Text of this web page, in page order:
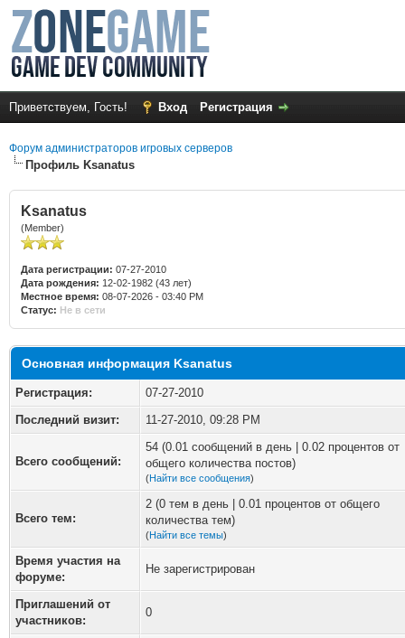
Приветствуем, Гость! Вход Регистрация
Форум администраторов игровых серверов
Профиль Ksanatus
Ksanatus
(Member)
Дата регистрации: 07-27-2010
Дата рождения: 12-02-1982 (43 лет)
Местное время: 08-07-2026 - 03:40 PM
Статус: Не в сети
Основная информация Ksanatus
Регистрация:
07-27-2010
Последний визит:
11-27-2010, 09:28 PM
Всего сообщений:
54 (0.01 сообщений в день | 0.02 процентов от
общего количества постов)
(Найти все сообщения)
Всего тем:
2 (0 тем в день | 0.01 процентов от общего
количества тем)
(Найти все темы)
Время участия на
форуме:
Не зарегистрирован
Приглашений от
участников:
0